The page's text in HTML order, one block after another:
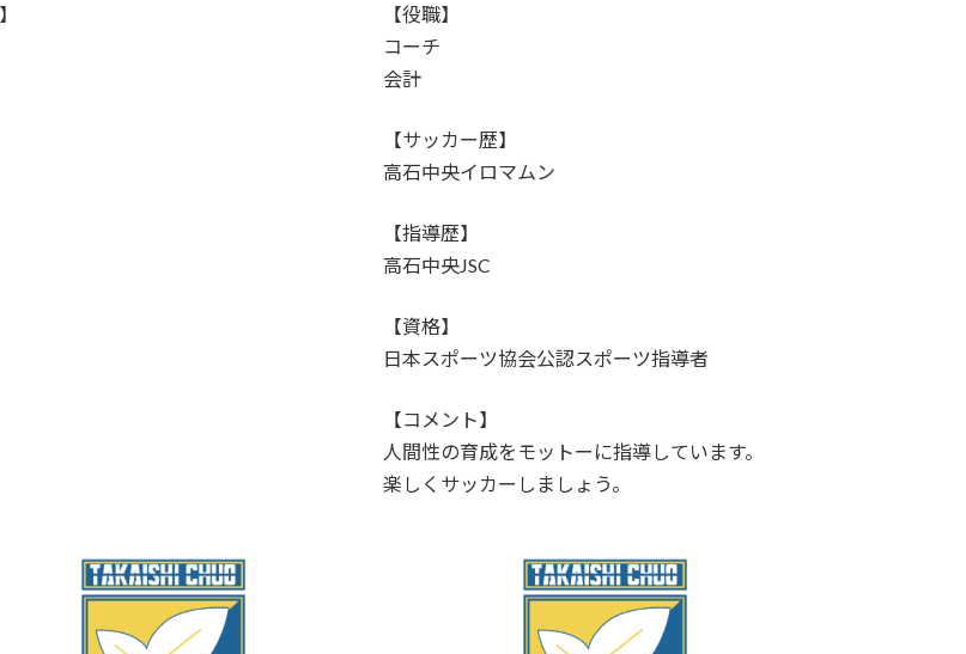
【役職】
コーチ
会計
【サッカー歴】
高石中央イロマムン
【指導歴】
高石中央JSC
【資格】
日本スポーツ協会公認スポーツ指導者
【コメント】
人間性の育成をモットーに指導しています。
楽しくサッカーしましょう。